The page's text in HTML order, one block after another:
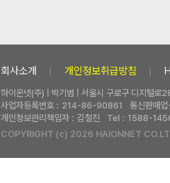
회사소개 개인정보취급방침
하이온넷(주) | 박기범 | 서울시 구로구 디지털
사업자등록번호 : 214-86-90861
통신판매
개인정보관리책임자 : 김철진 Tel : 1588-
COPYRIGHT (c) 2026 HAIONNET